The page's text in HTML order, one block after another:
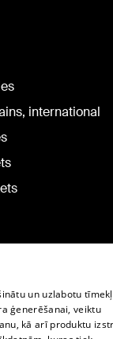
international
un uzlabotu
ģenerēšanai, veiktu
kā arī produktu